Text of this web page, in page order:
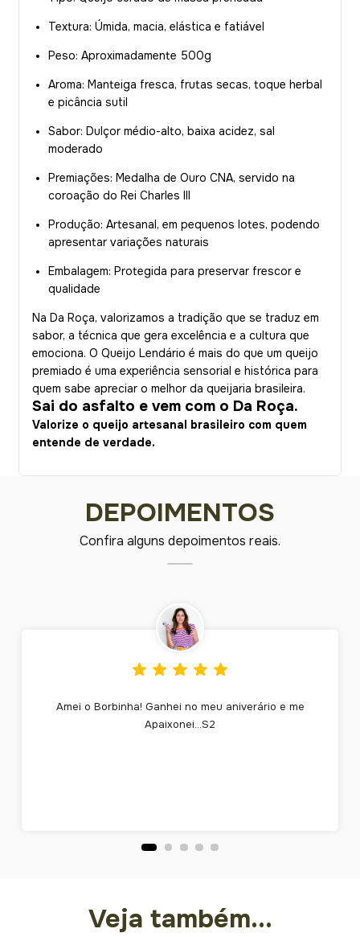
Textura: Úmida, macia, elástica e fatiável
Peso: Aproximadamente 500g
Aroma: Manteiga fresca, frutas secas, toque herbal
e picância sutil
Sabor: Dulçor médio-alto, baixa acidez, sal
moderado
Premiações: Medalha de Ouro CNA, servido na
coroação do Rei Charles III
Produção: Artesanal, em pequenos lotes, podendo
apresentar variações naturais
Embalagem: Protegida para preservar frescor e
qualidade
Na Da Roça, valorizamos a tradição que se traduz em
sabor, a técnica que gera excelência e a cultura que
emociona. O Queijo Lendário é mais do que um queijo
premiado é uma experiência sensorial e histórica para
quem sabe apreciar o melhor da queijaria brasileira.
Sai do asfalto e vem com o Da Roça.
Valorize o queijo artesanal brasileiro com quem
entende de verdade.
DEPOIMENTOS
Confira alguns depoimentos reais.
Amei o Borbinha! Ganhei no meu aniverário e me
Apaixonei...S2
Veja também...